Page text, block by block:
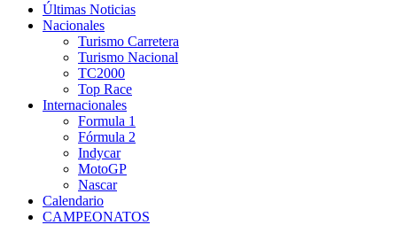
Últimas Noticias
Nacionales
Turismo Carretera
Turismo Nacional
TC2000
Top Race
Internacionales
Formula 1
Fórmula 2
Indycar
MotoGP
Nascar
Calendario
CAMPEONATOS